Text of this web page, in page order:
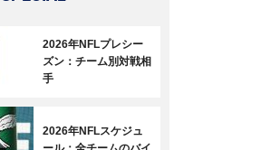
2026年NFLプレシー
ズン：チーム別対戦相
手
2026年NFLスケジュ